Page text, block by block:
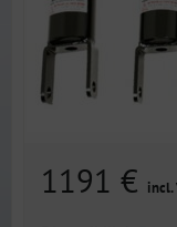
1191 € incl.